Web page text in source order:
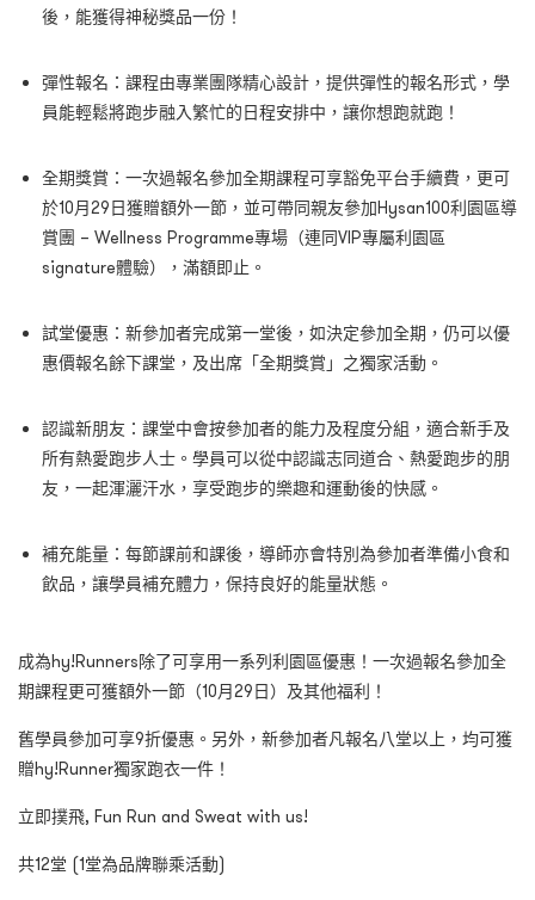
後，能獲得神秘獎品一份！
彈性報名：課程由專業團隊精心設計，提供彈性的報名形式，學
員能輕鬆將跑步融入繁忙的日程安排中，讓你想跑就跑！
全期獎賞：一次過報名參加全期課程可享豁免平台手續費，更可
於10月29日獲贈額外一節，並可帶同親友參加Hysan100利園區導
賞團 – Wellness Programme專場（連同VIP專屬利園區
signature體驗），滿額即止。
試堂優惠：新參加者完成第一堂後，如決定參加全期，仍可以優
惠價報名餘下課堂，及出席「全期獎賞」之獨家活動。
認識新朋友：課堂中會按參加者的能力及程度分組，適合新手及
所有熱愛跑步人士。學員可以從中認識志同道合、熱愛跑步的朋
友，一起渾灑汗水，享受跑步的樂趣和運動後的快感。
補充能量：每節課前和課後，導師亦會特別為參加者準備小食和
飲品，讓學員補充體力，保持良好的能量狀態。
成為hy!Runners除了可享用一系列利園區優惠！一次過報名參加全
期課程更可獲額外一節（10月29日）及其他福利！
舊學員參加可享9折優惠。另外，新參加者凡報名八堂以上，均可獲
贈hy!Runner獨家跑衣一件！
立即撲飛, Fun Run and Sweat with us!
共12堂 (1堂為品牌聯乘活動)